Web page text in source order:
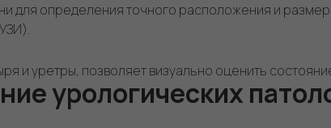
для определения точного расположения и
и уретры, позволяет визуально оценить
урологических